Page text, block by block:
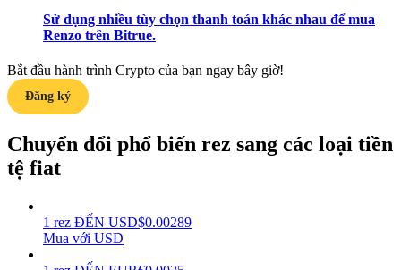
Học cách duy trì lợi nhuận
Sử dụng nhiều tùy chọn thanh toán khác nhau để mua
Renzo trên Bitrue.
Bắt đầu hành trình Crypto của bạn ngay bây giờ!
Đăng ký
Chuyển đổi phổ biến rez sang các loại tiền
tệ fiat
1 rez ĐẾN USD$0.00289
Mua với USD